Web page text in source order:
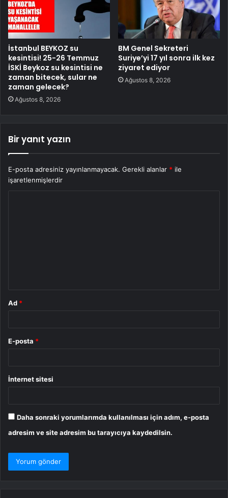
İstanbul BEYKOZ su
kesintisi! 25-26 Temmuz
İSKİ Beykoz su kesintisi ne
zaman bitecek, sular ne
zaman gelecek?
Ağustos 8, 2026
BM Genel Sekreteri
Suriye’yi 17 yıl sonra ilk kez
ziyaret ediyor
Ağustos 8, 2026
Bir yanıt yazın
E-posta adresiniz yayınlanmayacak. Gerekli alanlar * ile
işaretlenmişlerdir
Ad *
E-posta *
İnternet sitesi
Daha sonraki yorumlarımda kullanılması için adım, e-posta
adresim ve site adresim bu tarayıcıya kaydedilsin.